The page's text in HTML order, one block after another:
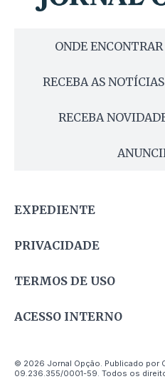
ONDE
RECEBA AS
RECEBA
EXPEDIENTE
PRIVACIDADE
TERMOS DE USO
ACESSO INTERNO
© 2026 Jornal Opção. Publicado por
09.236.355/0001-59. Todos os